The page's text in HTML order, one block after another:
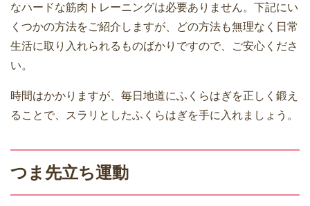
なハードな筋肉トレーニングは必要ありません。下記にい
くつかの方法をご紹介しますが、どの方法も無理なく日常
生活に取り入れられるものばかりですので、ご安心くださ
い。
時間はかかりますが、毎日地道にふくらはぎを正しく鍛え
ることで、スラリとしたふくらはぎを手に入れましょう。
つま先立ち運動